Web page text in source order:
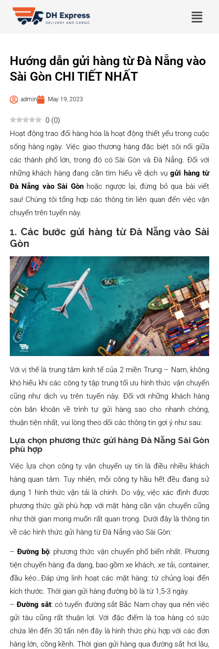
Hướng dẫn gửi hàng từ Đà Nẵng vào
Sài Gòn CHI TIẾT NHẤT
admin May 19, 2023
0 (0)
Hoạt động trao đổi hàng hóa là hoạt động thiết yếu trong cuộc
sống hàng ngày. Việc giao thương hàng đặc biệt sôi nổi giữa
các thành phố lớn, trong đó có Sài Gòn và Đà Nẵng. Đối với
những khách hàng đang cần tìm hiểu về dịch vụgửi hàng từ
Đà Nẵng vào Sài Gònhoặc ngược lại, đừng bỏ qua bài viết
sau! Chúng tôi tổng hợp các thông tin liên quan đến việc vận
chuyển trên tuyến này.
1. Các bước gửi hàng từ Đà Nẵng vào Sài
Gòn
Với vị thế là trung tâm kinh tế của 2 miền Trung – Nam, không
khó hiểu khi các công ty tập trung tối ưu hình thức vận chuyển
cũng như dịch vụ trên tuyến này. Đối với những khách hàng
còn băn khoăn về trình tự gửi hàng sao cho nhanh chóng,
thuận tiện nhất, vui lòng theo dõi các thông tin gợi ý như sau:
Lựa chọn phương thức gửi hàng Đà Nẵng Sài Gòn
phù hợp
Việc lựa chọn công ty vận chuyển uy tín là điều nhiều khách
hàng quan tâm. Tuy nhiên, mỗi công ty hầu hết đều đang sử
dụng 1 hình thức vận tải là chính. Do vậy, việc xác định được
phương thức gửi phù hợp với mặt hàng cần vận chuyển cũng
như thời gian mong muốn rất quan trọng. Dưới đây là thông tin
về các hình thức gửi hàng từ Đà Nẵng vào Sài Gòn:
–Đường bộ: phương thức vận chuyển phổ biến nhất. Phương
tiện chuyển hàng đa dạng, bao gồm xe khách, xe tải, container,
đầu kéo…Đáp ứng linh hoạt các mặt hàng: từ chủng loại đến
kích thước. Thời gian gửi hàng đường bộ là từ 1,5-3 ngày.
–Đường sắt: có tuyến đường sắt Bắc Nam chạy qua nên việc
gửi tàu cũng rất thuận lợi. Với đặc điểm là toa hàng có sức
chứa lên đến 30 tấn nên đây là hình thức phù hợp với các đơn
hàng lớn, cồng kềnh. Thời gian gửi hàng qua đường sắt hơi lâu,